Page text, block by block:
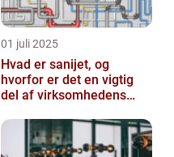
01 juli 2025
Hvad er sanijet, og
hvorfor er det en vigtig
del af virksomhedens